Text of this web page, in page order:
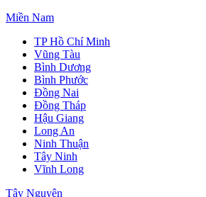
Miền Nam
TP Hồ Chí Minh
Vũng Tàu
Bình Dương
Bình Phước
Đồng Nai
Đồng Tháp
Hậu Giang
Long An
Ninh Thuận
Tây Ninh
Vĩnh Long
Tây Nguyên